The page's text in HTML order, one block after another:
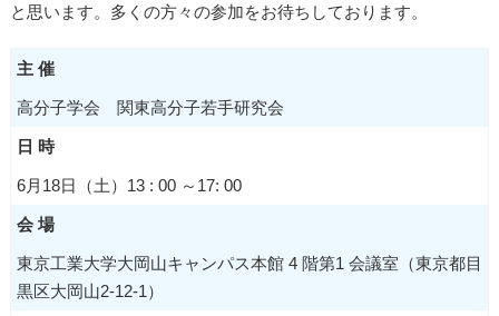
と思います。多くの方々の参加をお待ちしております。
主 催
高分子学会 関東高分子若手研究会
日 時
6月18日（土）13 : 00 ～17: 00
会 場
東京工業大学大岡山キャンパス本館 4 階第1 会議室（東京都目
黒区大岡山2-12-1）